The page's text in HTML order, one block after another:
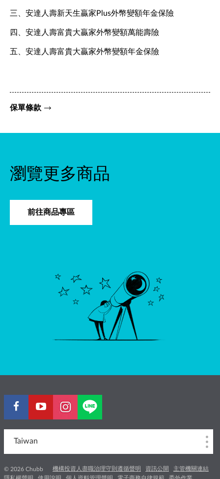
三、安達人壽新天生贏家Plus外幣變額年金保險
四、安達人壽富貴大贏家外幣變額萬能壽險
五、安達人壽富貴大贏家外幣變額年金保險
保單條款
瀏覽更多商品
前往商品專區
Taiwan
© 2026 Chubb 機構投資人盡職治理守則遵循聲明 資訊公開
主管機關連結
隱私權聲明
使用說明 個人資料管理聲明 電子商務自律規範 委外作業